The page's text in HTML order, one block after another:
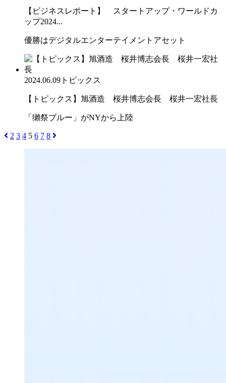
【ビジネスレポート】 スタートアップ・ワールドカ
ップ2024...
優勝はデジタルエンターテイメントアセット
2024.06.09 トピックス
【トピックス】旭酒造 桜井博志会長 桜井一宏社長
「獺祭ブルー」がNYから上陸
2 3 4 5 6 7 8